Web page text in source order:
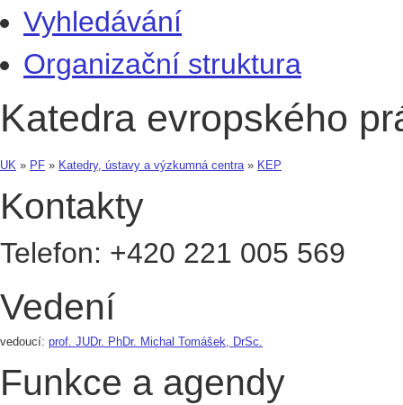
Vyhledávání
Organizační struktura
Katedra evropského
UK » PF » Katedry, ústavy a výzkumná centra » KEP
Kontakty
Telefon: +420 221 005 569
Vedení
vedoucí: prof. JUDr. PhDr. Michal Tomášek, DrSc.
Funkce a agendy